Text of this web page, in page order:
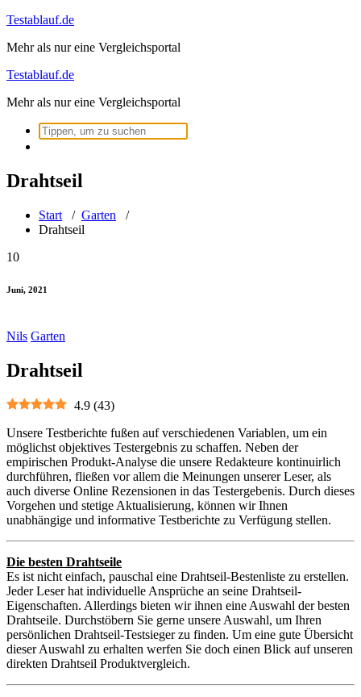
Zum
springen
Testablauf.de
Mehr als nur eine Vergleichsportal
Testablauf.de
Mehr als nur eine Vergleichsportal
Suchen
nach:
Drahtseil
Start / Garten /
Drahtseil
10
Juni, 2021
Nils Garten
Drahtseil
4.9 (43)
Unsere Testberichte fußen auf verschiedenen Variablen, um ein
möglichst objektives Testergebnis zu schaffen. Neben der
empirischen Produkt-Analyse die unsere Redakteure kontinuirlich
durchführen, fließen vor allem die Meinungen unserer Leser, als
auch diverse Online Rezensionen in das Testergebenis. Durch dieses
Vorgehen und stetige Aktualisierung, können wir Ihnen
unabhängige und informative Testberichte zu Verfügung stellen.
Die besten Drahtseile
Es ist nicht einfach, pauschal eine Drahtseil-Bestenliste zu erstellen.
Jeder Leser hat individuelle Ansprüche an seine Drahtseil-
Eigenschaften. Allerdings bieten wir ihnen eine Auswahl der besten
Drahtseile. Durchstöbern Sie gerne unsere Auswahl, um Ihren
persönlichen Drahtseil-Testsieger zu finden. Um eine gute Übersicht
dieser Auswahl zu erhalten werfen Sie doch einen Blick auf unseren
direkten Drahtseil Produktvergleich.